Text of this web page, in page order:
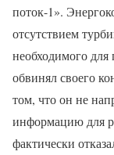
поток-1».
отсутствием
необходимого для
обвинял своего
том, что он не
информацию для
фактически